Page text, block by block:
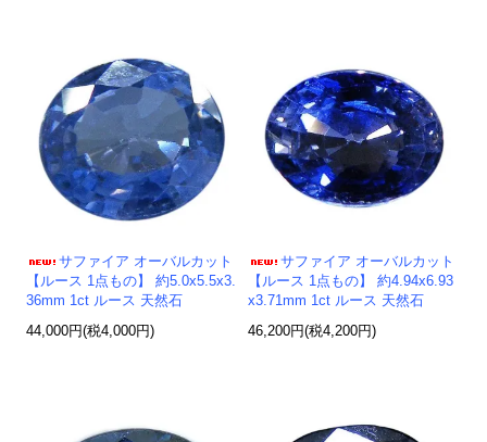
サファイア オーバルカット
【ルース 1点もの】 約5.0x5.5x3.
36mm 1ct ルース 天然石
44,000円(税4,000円)
サファイア オーバルカット
【ルース 1点もの】 約4.94x6.93
x3.71mm 1ct ルース 天然石
46,200円(税4,200円)